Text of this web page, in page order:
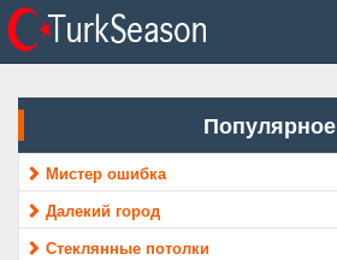
Популярное
Мистер ошибка
Далекий город
Стеклянные потолки